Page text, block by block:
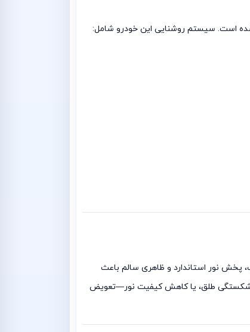
نیز این موضوع بسیار مهم است. نور مناسب، پخش نور استاندارد و ظاهری سالم باعث
جلو سانتافه 2017 آسیب می‌بیند—به‌دلیل تصادف، شکستگی طلق، یا کاهش کیفیت نور—تعویض